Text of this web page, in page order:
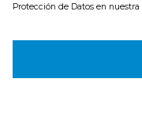
Protección de Datos en nuestra